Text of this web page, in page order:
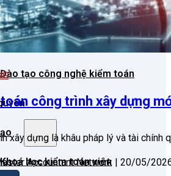
AI và Machine Learning
Blockchain và kiểm toán
Đào tạo công nghệ kiểm toán
Khoá học kiểm toán viên
công trình xây dựng
xây dựng là khâu pháp lý và tài chính
Accountant Network | 20/05/